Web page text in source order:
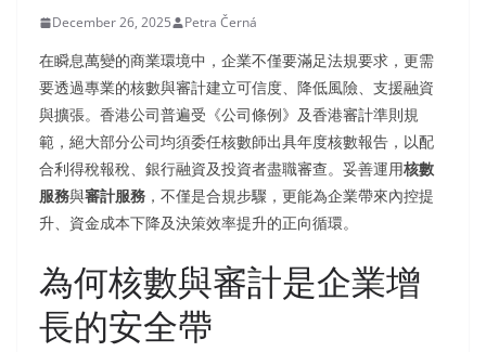
December 26, 2025 Petra Černá
在瞬息萬變的商業環境中，企業不僅要滿足法規要求，更需
要透過專業的核數與審計建立可信度、降低風險、支援融資
與擴張。香港公司普遍受《公司條例》及香港審計準則規
範，絕大部分公司均須委任核數師出具年度核數報告，以配
合利得稅報稅、銀行融資及投資者盡職審查。妥善運用核數
服務與審計服務 ，不僅是合規步驟，更能為企業帶來內控提
升、資金成本下降及決策效率提升的正向循環。
為何核數與審計是企業增
長的安全帶